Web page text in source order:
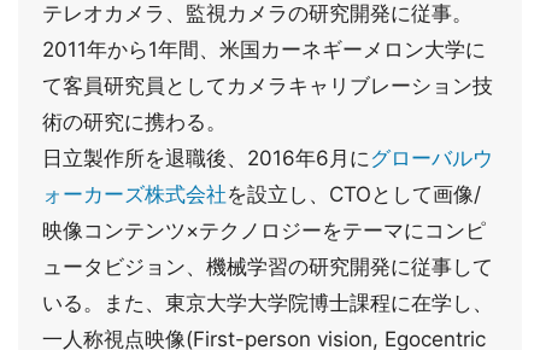
テレオカメラ、監視カメラの研究開発に従事。
2011年から1年間、米国カーネギーメロン大学に
て客員研究員としてカメラキャリブレーション技
術の研究に携わる。
日立製作所を退職後、2016年6月にグローバルウ
ォーカーズ株式会社を設立し、CTOとして画像/
映像コンテンツ×テクノロジーをテーマにコンピ
ュータビジョン、機械学習の研究開発に従事して
いる。また、東京大学大学院博士課程に在学し、
一人称視点映像(First-person vision, Egocentric